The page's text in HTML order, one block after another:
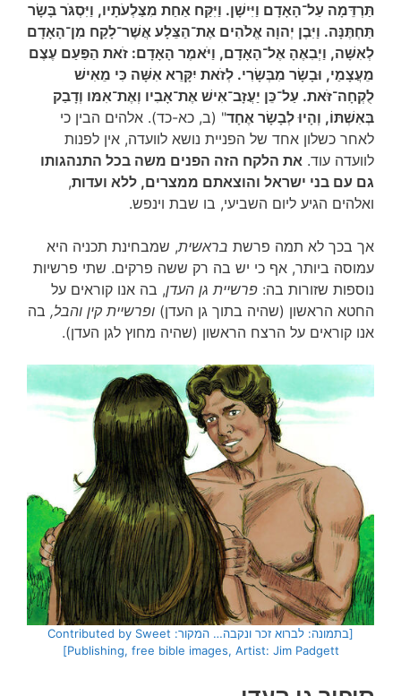
תַּרְדֵּמָה עַל־הָאָדָם וַיִּישָׁן. וַיִּקַּח אַחַת מִצַּלְעֹתָיו, וַיִּסְגֹּר בָּשָׂר
תַּחְתֶּנָּה. וַיִּבֶן יְהוָה אֱלֹהִים אֶת־הַצֵּלָע אֲשֶׁר־לָקַח מִן־הָאָדָם
לְאִשָּׁה, וַיְבִאֶהָ אֶל־הָאָדָם, וַיֹּאמֶר הָאָדָם: זֹאת הַפַּעַם עֶצֶם
מֵעֲצָמַי, וּבָשָׂר מִבְּשָׂרִי. לְזֹאת יִקָּרֵא אִשָּׁה כִּי מֵאִישׁ
לֻקְחָה־זֹּאת. עַל־כֵּן יַעֲזָב־אִישׁ אֶת־אָבִיו וְאֶת־אִמּו וְדָבַק
בְּאִשְׁתּוֹ, וְהָיוּ לְבָשָׂר אֶחָד" (ב, כא-כד). אלהים הבין כי
לאחר כשלון אחד של הפניית נושא לוועדה, אין לפנות
לוועדה עוד. את הלקח הזה הפנים משה בכל התנהגותו
גם עם בני ישראל והוצאתם ממצרים, ללא ועדות,
ואלהים הגיע ליום השביעי, בו שבת וינפש.
אך בכך לא תמה פרשת בראשית, שמבחינת תכניה היא
עמוסה ביותר, אף כי יש בה רק ששה פרקים. שתי פרשיות
נוספות שזורות בה: פרשיית גן העדן, בה אנו קוראים על
החטא הראשון (שהיה בתוך גן העדן) ופרשיית קין והבל, בה
אנו קוראים על הרצח הראשון (שהיה מחוץ לגן העדן).
[בתמונה: לברוא זכר ונקבה… המקור: Contributed by Sweet
Publishing, free bible images, Artist: Jim Padgett]